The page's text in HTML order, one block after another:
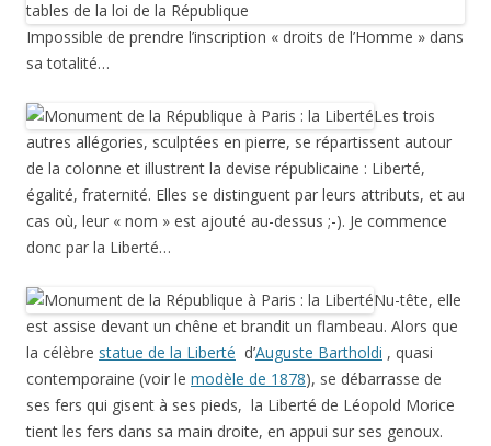
Impossible de prendre l’inscription « droits de l’Homme » dans
sa totalité…
Les trois
autres allégories, sculptées en pierre, se répartissent autour
de la colonne et illustrent la devise républicaine : Liberté,
égalité, fraternité. Elles se distinguent par leurs attributs, et au
cas où, leur « nom » est ajouté au-dessus ;-). Je commence
donc par la Liberté…
Nu-tête, elle
est assise devant un chêne et brandit un flambeau. Alors que
la célèbre statue de la Liberté d’Auguste Bartholdi , quasi
contemporaine (voir le modèle de 1878), se débarrasse de
ses fers qui gisent à ses pieds, la Liberté de Léopold Morice
tient les fers dans sa main droite, en appui sur ses genoux.